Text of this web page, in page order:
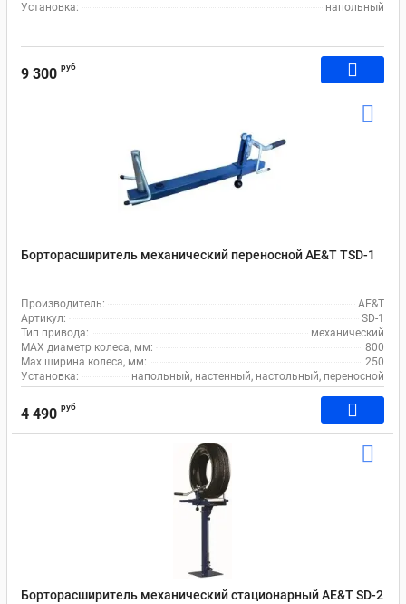
Установка:
напольный
9 300 руб
Борторасширитель механический переносной AE&T TSD-1
Производитель:
AE&T
Артикул:
SD-1
Тип привода:
механический
MAX диаметр колеса, мм:
800
Max ширина колеса, мм:
250
Установка:
напольный, настенный, настольный, переносной
4 490 руб
Борторасширитель механический стационарный AE&T SD-2